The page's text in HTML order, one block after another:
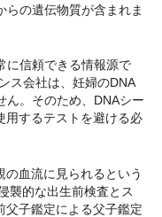
らの遺伝物質が含まれま
に信頼できる情報源で
ス会社は、妊婦のDNA
ん。そのため、DNAシー
用するテストを避ける必
血流に見られるという
襲的な出生前検査とス
父子鑑定による父子鑑定